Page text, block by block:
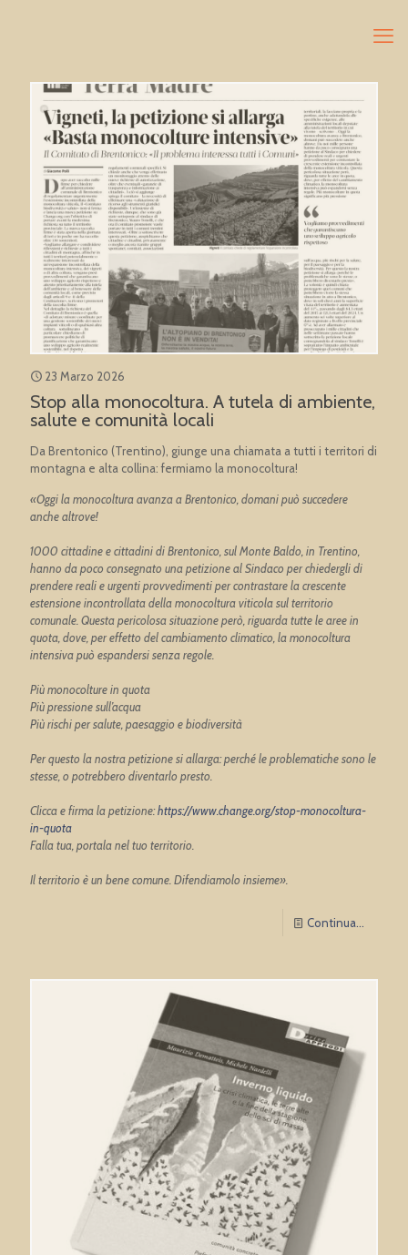
23 Marzo 2026
Stop alla monocoltura. A tutela di ambiente,
salute e comunità locali
Da Brentonico (Trentino), giunge una chiamata a tutti i territori di
montagna e alta collina: fermiamo la monocoltura!
«Oggi la monocoltura avanza a Brentonico, domani può succedere
anche altrove!
1000 cittadine e cittadini di Brentonico, sul Monte Baldo, in Trentino,
hanno da poco consegnato una petizione al Sindaco per chiedergli di
prendere reali e urgenti provvedimenti per contrastare la crescente
estensione incontrollata della monocoltura viticola sul territorio
comunale. Questa pericolosa situazione però, riguarda tutte le aree in
quota, dove, per effetto del cambiamento climatico, la monocoltura
intensiva può espandersi senza regole.
Più monocolture in quota
Più pressione sull’acqua
Più rischi per salute, paesaggio e biodiversità
Per questo la nostra petizione si allarga: perché le problematiche sono le
stesse, o potrebbero diventarlo presto.
Clicca e firma la petizione:https://www.change.org/stop-monocoltura-
in-quota
Falla tua, portala nel tuo territorio.
Il territorio è un bene comune. Difendiamolo insieme».
Continua...